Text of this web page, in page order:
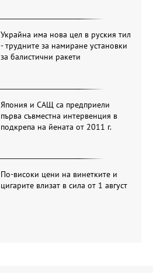
Украйна има нова цел в руския тил
- трудните за намиране установки
за балистични ракети
Япония и САЩ са предприели
първа съвместна интервенция в
подкрепа на йената от 2011 г.
По-високи цени на винетките и
цигарите влизат в сила от 1 август